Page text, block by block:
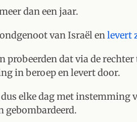
dan een jaar.
van Israël enlevert
probeerden dat via de
in beroep en levert door.
elke dag met instemming
gebombardeerd.